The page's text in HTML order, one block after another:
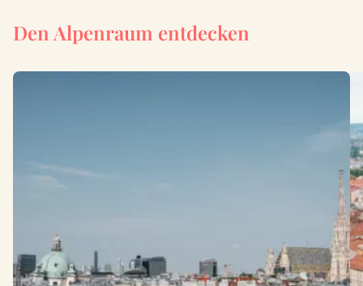
Den Alpenraum entdecken